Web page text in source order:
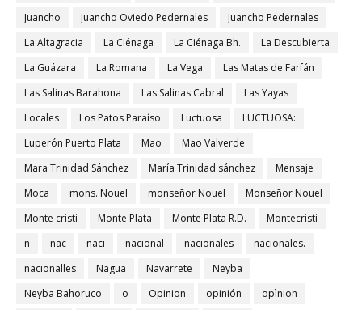
Juancho
Juancho Oviedo Pedernales
Juancho Pedernales
La Altagracia
La Ciénaga La Ciénaga Bh.
La Descubierta
La Guázara
La Romana La Vega
Las Matas de Farfán
Las Salinas Barahona
Las Salinas Cabral
Las Yayas
Locales
Los Patos Paraíso Luctuosa
LUCTUOSA:
Luperón Puerto Plata
Mao
Mao Valverde
Mara Trinidad Sánchez
María Trinidad sánchez
Mensaje
Moca
mons. Nouel monseñor Nouel
Monseñor Nouel
Monte cristi
Monte Plata Monte Plata R.D.
Montecristi
n
nac naci nacional nacionales
nacionales.
nacionalles
Nagua Navarrete
Neyba
Neyba Bahoruco
o Opinion opinión
opìnion